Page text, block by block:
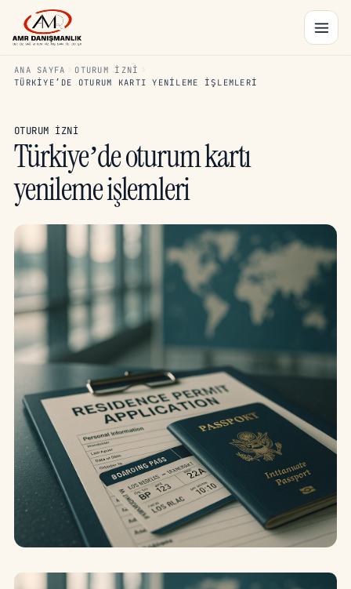
ANA SAYFA
OTURUM İZNI
TÜRKIYE’DE OTURUM KARTI YENILEME IŞLEMLERI
OTURUM İZNI
Türkiye’de oturum kartı
yenileme işlemleri